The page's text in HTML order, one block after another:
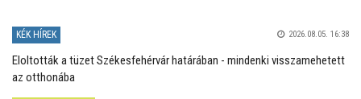
KÉK HÍREK 2026.08.05. 16:38
Eloltották a tüzet Székesfehérvár határában - mindenki visszamehetett
az otthonába